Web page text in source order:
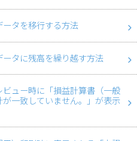
タを移行する方法
タに残高を繰り越す方法
ュー時に「損益計算書（一般
一致していません。」が表示